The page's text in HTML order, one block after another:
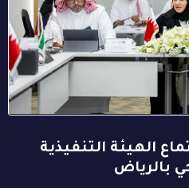
الهيئة التنفيذية
بالرياض